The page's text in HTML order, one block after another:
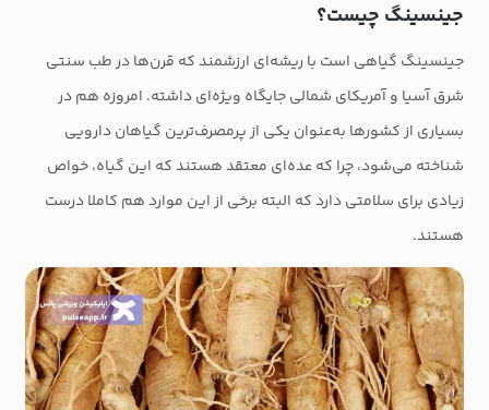
جینسینگ چیست؟
جینسینگ گیاهی است با ریشه‌ای ارزشمند که قرن‌ها در طب سنتی
شرق آسیا و آمریکای شمالی جایگاه ویژه‌ای داشته. امروزه هم در
بسیاری از کشورها به‌عنوان یکی از پرمصرف‌ترین گیاهان دارویی
شناخته می‌شود، چرا که عده‌ای معتقد هستند که این گیاه، خواص
زیادی برای سلامتی دارد که البته برخی از این موارد هم کاملا درست
هستند.